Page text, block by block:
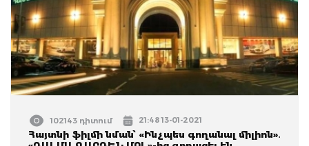
102143 դիտում 21:48 13-01-2021
Հայտնի ֆիլմի նման՝ «Ինչպես գողանալ միլիոն»․